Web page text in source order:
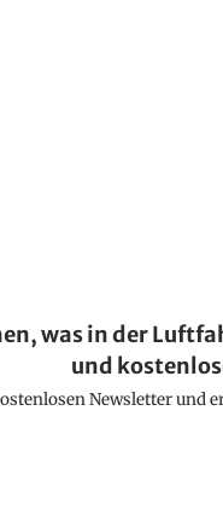
was in der
und
Newsletter und